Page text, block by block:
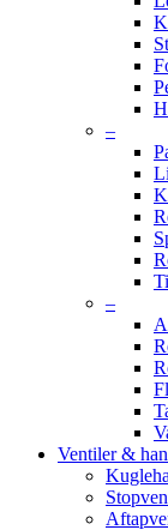
–
–
Ventiler &